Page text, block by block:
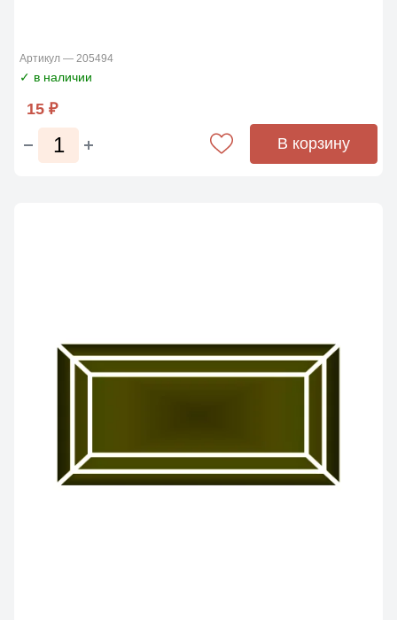
Артикул — 205494
✓ в наличии
15 ₽
В корзину